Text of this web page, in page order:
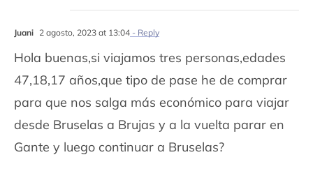
Juani 2 agosto, 2023 at 13:04- Reply
Hola buenas,si viajamos tres personas,edades
47,18,17 años,que tipo de pase he de comprar
para que nos salga más económico para viajar
desde Bruselas a Brujas y a la vuelta parar en
Gante y luego continuar a Bruselas?